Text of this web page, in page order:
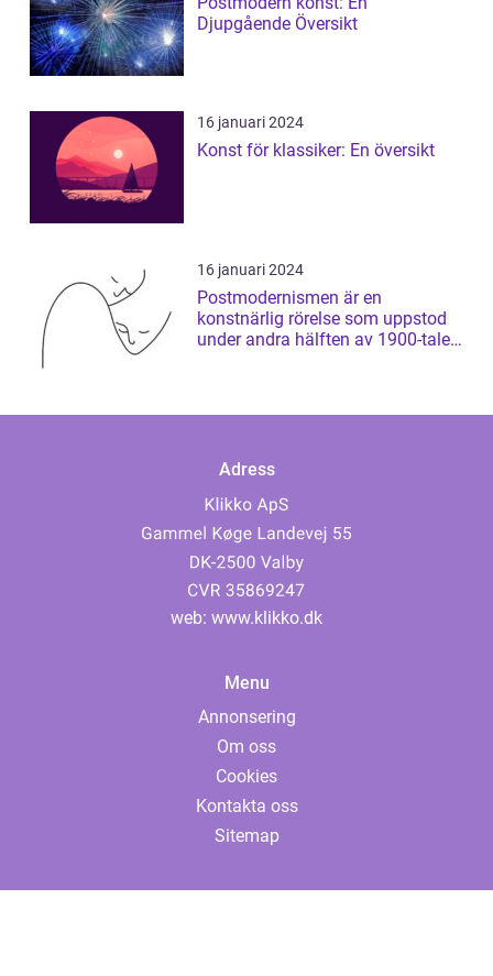
Djupgående Översikt
16 januari 2024
Konst för klassiker: En översikt
16 januari 2024
Postmodernismen är en
konstnärlig rörelse som uppstod
under andra hälften av 1900-talet
Adress
web: www.klikko.dk
Menu
Annonsering
Om oss
Cookies
Kontakta oss
Sitemap